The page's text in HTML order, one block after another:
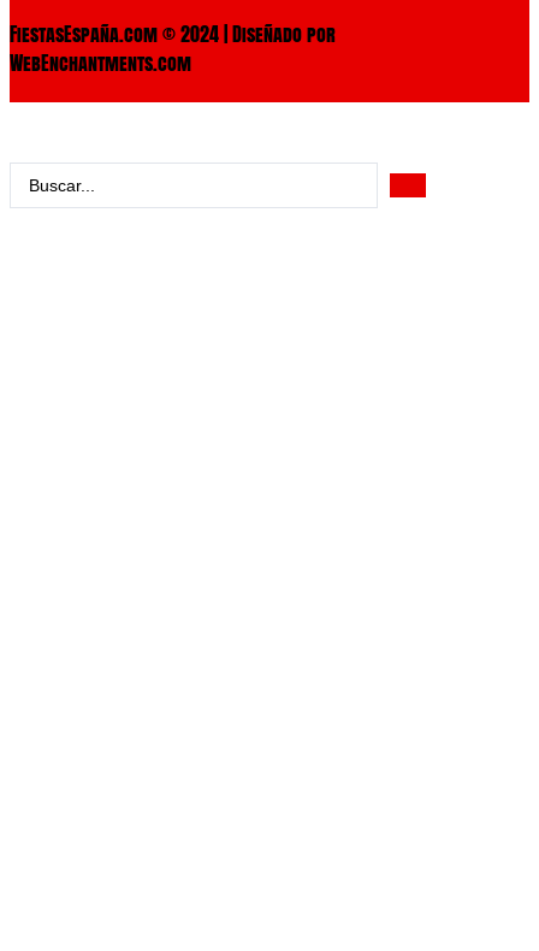
FiestasEspaña.com © 2024 | Diseñado por
WebEnchantments.com